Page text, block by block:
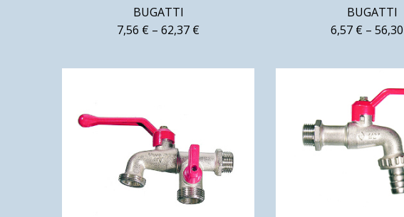
BUGATTI
7,56 € – 62,37 €
BUGATTI
6,57 € – 56,30